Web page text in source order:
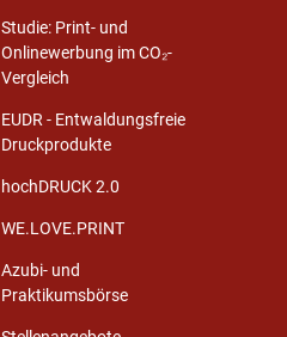
Studie: Print- und
Onlinewerbung im CO₂-
Vergleich
EUDR - Entwaldungsfreie
Druckprodukte
hochDRUCK 2.0
WE.LOVE.PRINT
Azubi- und
Praktikumsbörse